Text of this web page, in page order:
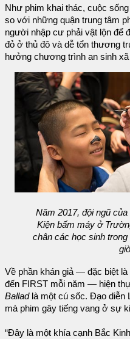
Như phim khai thác, cuộc
so với những quận trung tâm
người nhập cư phải vật lộn để
đỏ ở thủ đô và dễ tổn thương
hưởng chương trình an sinh xã
Năm 2017, đội ngũ
Kiện bấm máy ở
chân các học sinh
Về phần khán giả — đặc biệt
đến FIRST mỗi năm — hiện
Balladlà một cú sốc. Đạo diễn
mà phim gây tiếng vang ở sự
“Đây là một khía cạnh Bắc